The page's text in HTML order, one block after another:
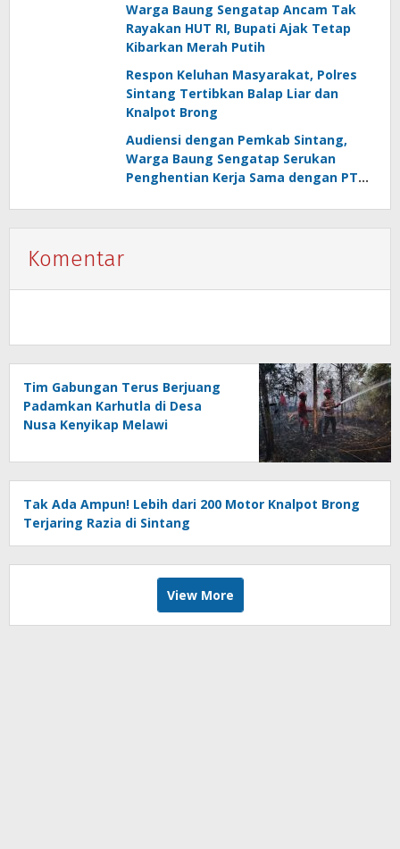
Warga Baung Sengatap Ancam Tak
Rayakan HUT RI, Bupati Ajak Tetap
Kibarkan Merah Putih
Respon Keluhan Masyarakat, Polres
Sintang Tertibkan Balap Liar dan
Knalpot Brong
Audiensi dengan Pemkab Sintang,
Warga Baung Sengatap Serukan
Penghentian Kerja Sama dengan PT
Komentar
Tim Gabungan Terus Berjuang
Padamkan Karhutla di Desa
Nusa Kenyikap Melawi
Tak Ada Ampun! Lebih dari 200 Motor Knalpot Brong
Terjaring Razia di Sintang
View More